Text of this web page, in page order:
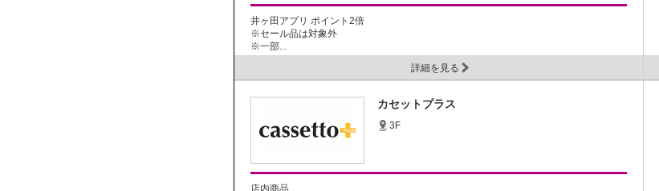
井ヶ田アプリ ポイント2倍
※セール品は対象外
※一部...
詳細を見る
カセットプラス
3F